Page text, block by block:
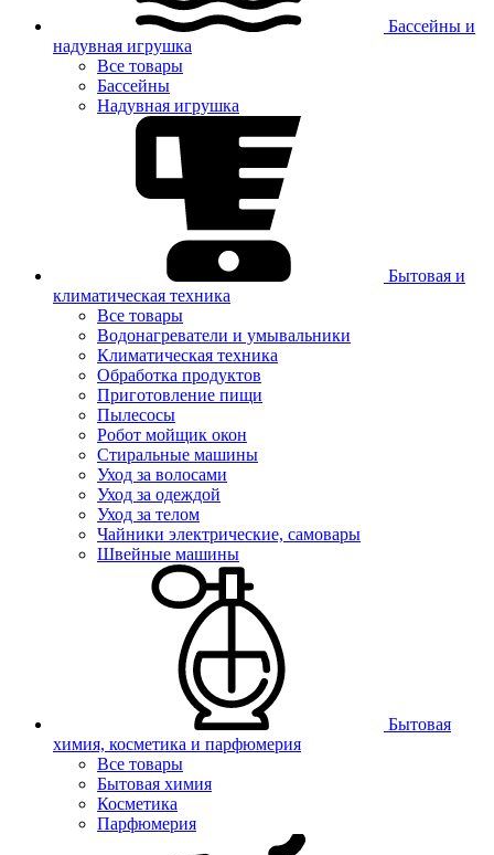
Бассейны и
надувная игрушка
Все товары
Бассейны
Надувная игрушка
Бытовая и
климатическая техника
Все товары
Водонагреватели и умывальники
Климатическая техника
Обработка продуктов
Приготовление пищи
Пылесосы
Робот мойщик окон
Стиральные машины
Уход за волосами
Уход за одеждой
Уход за телом
Чайники электрические, самовары
Швейные машины
Бытовая
химия, косметика и парфюмерия
Все товары
Бытовая химия
Косметика
Парфюмерия